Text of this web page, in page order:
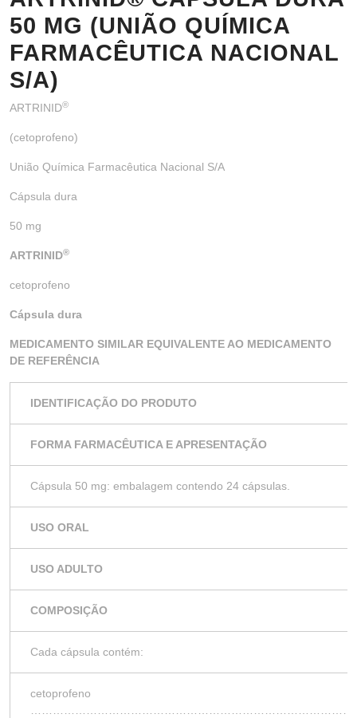
50 MG (UNIÃO QUÍMICA
FARMACÊUTICA NACIONAL
S/A)
ARTRINID®
(cetoprofeno)
União Química Farmacêutica Nacional S/A
Cápsula dura
50 mg
ARTRINID®
cetoprofeno
Cápsula dura
MEDICAMENTO SIMILAR EQUIVALENTE AO MEDICAMENTO
DE REFERÊNCIA
IDENTIFICAÇÃO DO PRODUTO
FORMA FARMACÊUTICA E APRESENTAÇÃO
Cápsula 50 mg: embalagem contendo 24 cápsulas.
USO ORAL
USO ADULTO
COMPOSIÇÃO
Cada cápsula contém:
cetoprofeno